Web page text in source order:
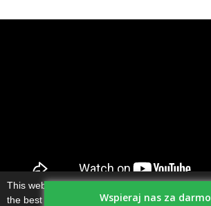
This website uses cookies to ensure you get
the best experience on our website.
Wspieraj nas za darmo